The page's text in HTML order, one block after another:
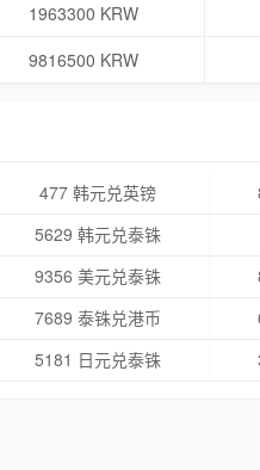
1963300 KRW
9816500 KRW
477 韩元兑英镑
5629 韩元兑泰铢
9356 美元兑泰铢
7689 泰铢兑港币
5181 日元兑泰铢